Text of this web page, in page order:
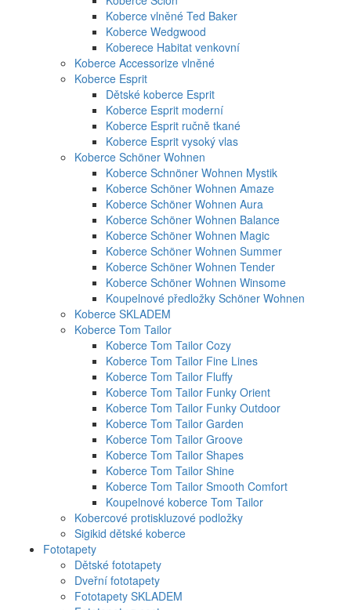
Koberce vlněné Ted Baker
Koberce Wedgwood
Koberece Habitat venkovní
Koberce Accessorize vlněné
Koberce Esprit
Dětské koberce Esprit
Koberce Esprit moderní
Koberce Esprit ručně tkané
Koberce Esprit vysoký vlas
Koberce Schöner Wohnen
Koberce Schnöner Wohnen Mystik
Koberce Schöner Wohnen Amaze
Koberce Schöner Wohnen Aura
Koberce Schöner Wohnen Balance
Koberce Schöner Wohnen Magic
Koberce Schöner Wohnen Summer
Koberce Schöner Wohnen Tender
Koberce Schöner Wohnen Winsome
Koupelnové předložky Schöner Wohnen
Koberce SKLADEM
Koberce Tom Tailor
Koberce Tom Tailor Cozy
Koberce Tom Tailor Fine Lines
Koberce Tom Tailor Fluffy
Koberce Tom Tailor Funky Orient
Koberce Tom Tailor Funky Outdoor
Koberce Tom Tailor Garden
Koberce Tom Tailor Groove
Koberce Tom Tailor Shapes
Koberce Tom Tailor Shine
Koberce Tom Tailor Smooth Comfort
Koupelnové koberce Tom Tailor
Kobercové protiskluzové podložky
Sigikid dětské koberce
Fototapety
Dětské fototapety
Dveřní fototapety
Fototapety SKLADEM